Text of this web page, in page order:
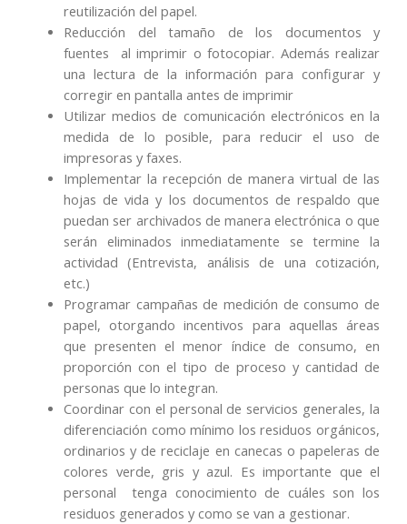
reutilización del papel.
Reducción del tamaño de los documentos y
fuentes al imprimir o fotocopiar. Además realizar
una lectura de la información para configurar y
corregir en pantalla antes de imprimir
Utilizar medios de comunicación electrónicos en la
medida de lo posible, para reducir el uso de
impresoras y faxes.
Implementar la recepción de manera virtual de las
hojas de vida y los documentos de respaldo que
puedan ser archivados de manera electrónica o que
serán eliminados inmediatamente se termine la
actividad (Entrevista, análisis de una cotización,
etc.)
Programar campañas de medición de consumo de
papel, otorgando incentivos para aquellas áreas
que presenten el menor índice de consumo, en
proporción con el tipo de proceso y cantidad de
personas que lo integran.
Coordinar con el personal de servicios generales, la
diferenciación como mínimo los residuos orgánicos,
ordinarios y de reciclaje en canecas o papeleras de
colores verde, gris y azul. Es importante que el
personal tenga conocimiento de cuáles son los
residuos generados y como se van a gestionar.